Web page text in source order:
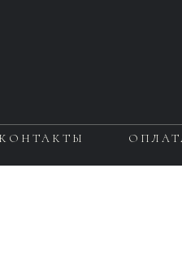
КОНТАКТЫ